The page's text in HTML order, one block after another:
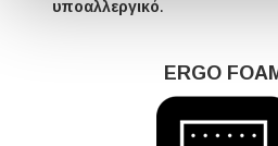
υποαλλεργικό.
ERGO